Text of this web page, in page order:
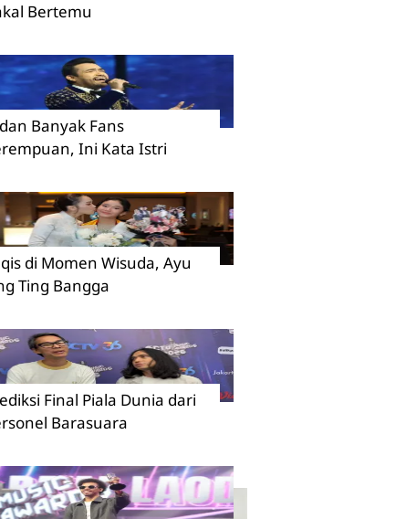
Bertemu
Banyak Fans
Ini Kata Istri
di Momen Wisuda, Ayu
Ting Bangga
Final Piala Dunia dari
Barasuara